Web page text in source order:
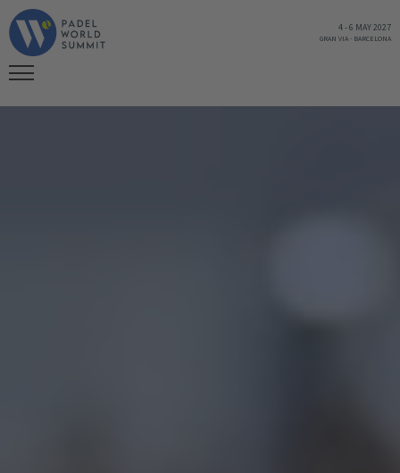
4-6 MAY 2027
GRAN VIA- BARCELONA